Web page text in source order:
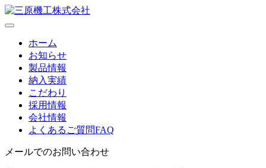
toggle
navigationホーム
お知らせ
製品情報
納入実績
こだわり
採用情報
会社情報
よくあるご質問FAQ
メールでのお問い合わせ